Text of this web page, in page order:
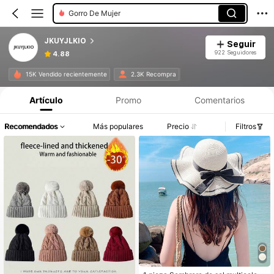
Gorro De Mujer
JKUYJLKIO
4.88
Seguir
922 Seguidores
15K Vendido recientemente 2.3K Recompra
Artículo Promo Comentarios
Recomendados Más populares Precio Filtros